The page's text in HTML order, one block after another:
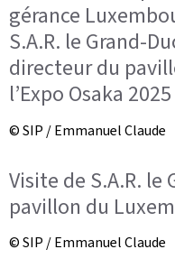
gérance
S.A.R. le Grand-
directeur du
l’Expo Osaka 2025
© SIP / Emmanuel Claude
Visite de S.A.R.
pavillon du
© SIP / Emmanuel Claude